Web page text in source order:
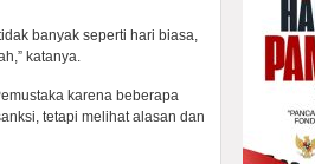
banyak seperti hari biasa,
katanya.
karena beberapa
tetapi melihat alasan dan